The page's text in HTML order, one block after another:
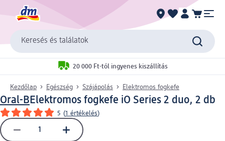
Keresés és találatok
20 000 Ft-tól ingyenes kiszállítás
Kezdőlap Egészség Szájápolás Elektromos fogkefe
Oral-BElektromos fogkefe iO Series 2 duo, 2 db
5 (1 értékelés)